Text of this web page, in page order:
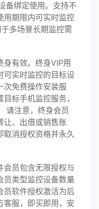
备绑定使用。支持不
用期限内可实时监控
多场景长期监控需
身有效。终身VIP用
可实时监控的目标设
次免费操作安装服
标手机监控服务，
请注意，终身会员
让、出借或销售账
取消授权资格并永久
会员包含无限授权与
员类型监控设备数量
员软件授权激活为后
客服，即买即用，安